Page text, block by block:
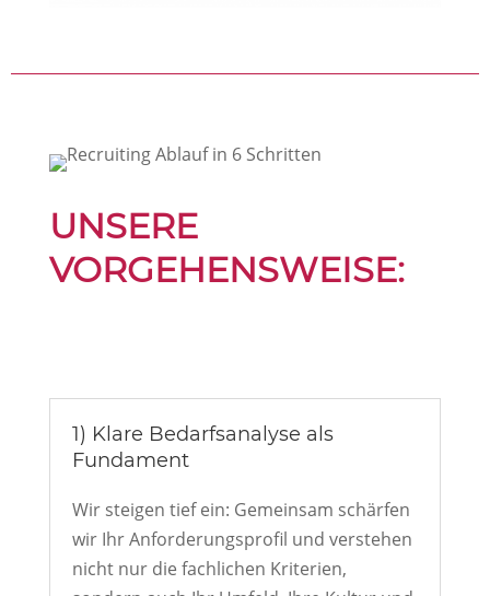
UNSERE
VORGEHENSWEISE:
1) Klare Bedarfsanalyse als
Fundament
Wir steigen tief ein: Gemeinsam schärfen
wir Ihr Anforderungsprofil und verstehen
nicht nur die fachlichen Kriterien,